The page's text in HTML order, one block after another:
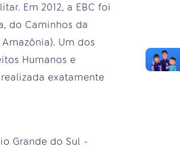
Em 2012, a EBC foi
do Caminhos da
Um dos
Humanos e
exatamente
Grande do Sul -